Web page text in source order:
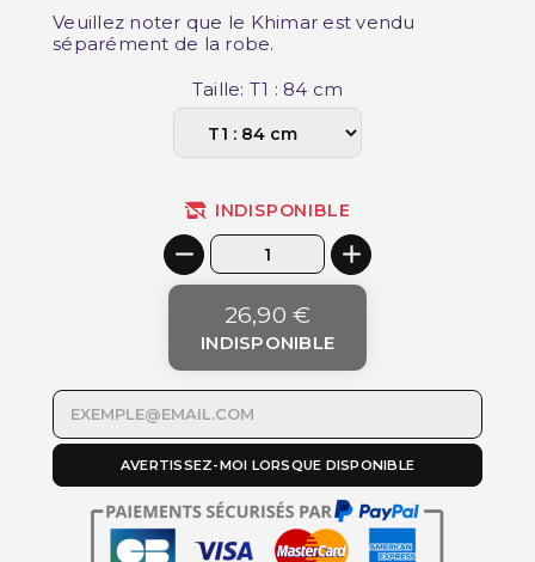
Veuillez noter que le Khimar est vendu
séparément de la robe.
Taille: T1 : 84 cm
INDISPONIBLE
26,90 €
INDISPONIBLE
AVERTISSEZ-MOI LORSQUE DISPONIBLE